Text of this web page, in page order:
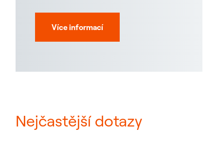
Více informací
Nejčastější dotazy